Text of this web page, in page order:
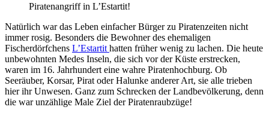
Piratenangriff in L’Estartit!
Natürlich war das Leben einfacher Bürger zu Piratenzeiten nicht
immer rosig. Besonders die Bewohner des ehemaligen
Fischerdörfchens L’Estartit hatten früher wenig zu lachen. Die heute
unbewohnten Medes Inseln, die sich vor der Küste erstrecken,
waren im 16. Jahrhundert eine wahre Piratenhochburg. Ob
Seeräuber, Korsar, Pirat oder Halunke anderer Art, sie alle trieben
hier ihr Unwesen. Ganz zum Schrecken der Landbevölkerung, denn
die war unzählige Male Ziel der Piratenraubzüge!